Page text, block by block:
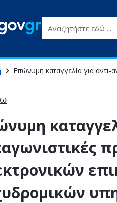
Αναζητήστε εδώ ...
Επώνυμη καταγγελία για αντι-